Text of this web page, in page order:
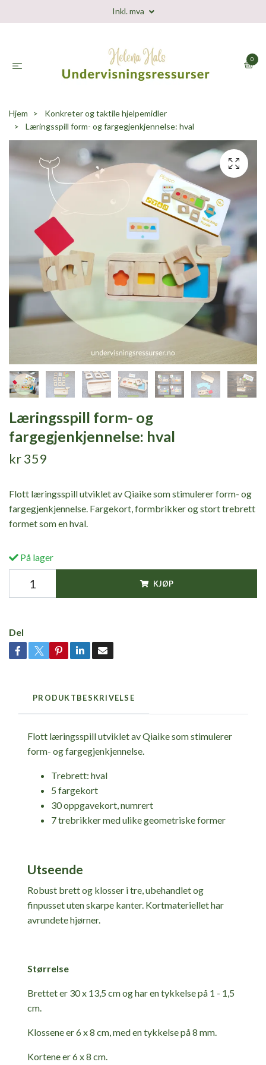
Inkl. mva
0
Hjem
Konkreter og taktile hjelpemidler
Læringsspill form- og fargegjenkjennelse: hval
Læringsspill form- og
fargegjenkjennelse: hval
kr 359
Flott læringsspill utviklet av Qiaike som stimulerer form- og
fargegjenkjennelse. Fargekort, formbrikker og stort trebrett
formet som en hval.
På lager
KJØP
Del
PRODUKTBESKRIVELSE
Flott læringsspill utviklet av Qiaike som stimulerer
form- og fargegjenkjennelse.
Trebrett: hval
5 fargekort
30 oppgavekort, numrert
7 trebrikker med ulike geometriske former
Utseende
Robust brett og klosser i tre, ubehandlet og
finpusset uten skarpe kanter. Kortmateriellet har
avrundete hjørner.
Størrelse
Brettet er 30 x 13,5 cm og har en tykkelse på 1 - 1,5
cm.
Klossene er 6 x 8 cm, med en tykkelse på 8 mm.
Kortene er 6 x 8 cm.